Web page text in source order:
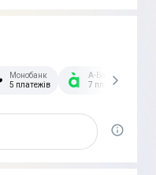
Монобанк
5 платежів
А-Банк
7 платежів